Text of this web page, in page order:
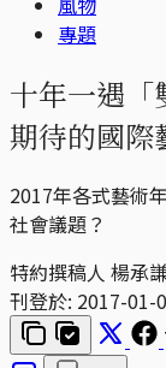
專題
十年一遇「
期待的國際
2017年各式藝術
社會議題？
特約撰稿人 楊承
刊登於: 2017-01-